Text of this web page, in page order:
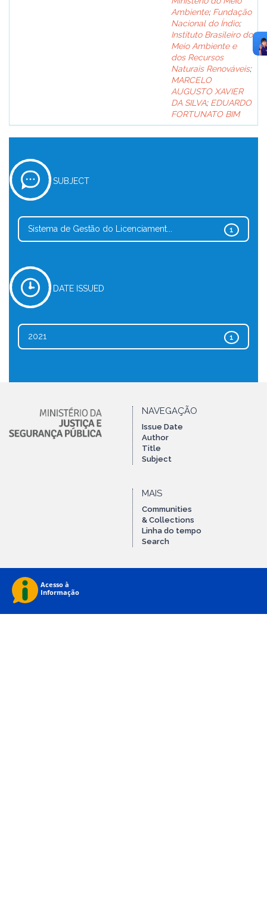
Ambiente; Fundação
Nacional do Índio;
Instituto Brasileiro do
Meio Ambiente e
dos Recursos
Naturais Renováveis;
MARCELO
AUGUSTO XAVIER
DA SILVA; EDUARDO
FORTUNATO BIM
SUBJECT
1
Sistema de Gestão do Licenciament...
DATE ISSUED
1
2021
NAVEGAÇÃO
Issue Date
Author
Title
Subject
MAIS
Communities
& Collections
Linha do tempo
Search